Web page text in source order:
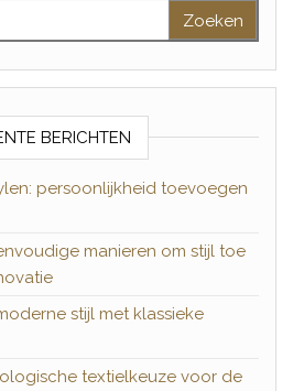
BERICHTEN
persoonlijkheid toevoegen
manieren om stijl toe
stijl met klassieke
textielkeuze voor de